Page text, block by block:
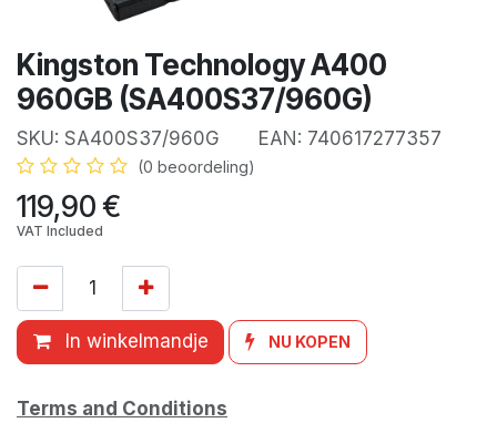
Kingston Technology A400
960GB (SA400S37/960G)
SKU: SA400S37/960G EAN: 740617277357
(0 beoordeling)
119,90€
VAT Included
In winkelmandje NU KOPEN
Terms and Conditions